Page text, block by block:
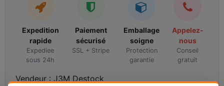
Expedition
rapide
Expediee
sous 24h
Paiement
sécurisé
SSL + Stripe
Emballage
soigne
Protection
garantie
Appelez-
nous
Conseil
gratuit
Vendeur : J3M Destock